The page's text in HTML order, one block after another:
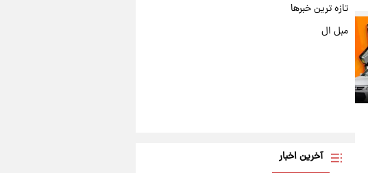
تازه ترین خبرها
مبل ال
آخرین اخبار